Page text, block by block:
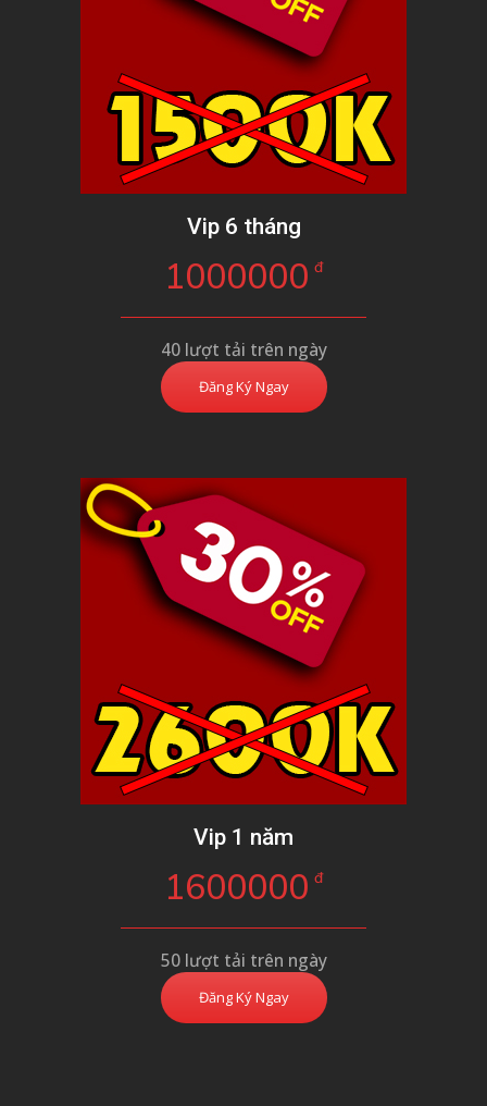
Vip 6 tháng
1000000 đ
40 lượt tải trên ngày
Đăng Ký Ngay
Vip 1 năm
1600000 đ
50 lượt tải trên ngày
Đăng Ký Ngay